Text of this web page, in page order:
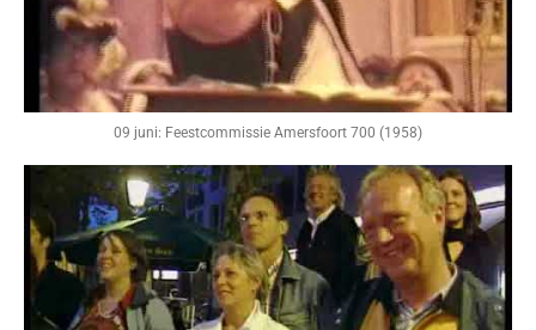
09 juni: Feestcommissie Amersfoort 700 (1958)